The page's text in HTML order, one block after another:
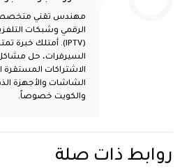
مهندس تقني متخصص
الرقمي وشبكات
السيرفرات، حل
الاشتراكات
الشاشات والأجهزة
والكويت خصوصاً.
روابط ذات صلة